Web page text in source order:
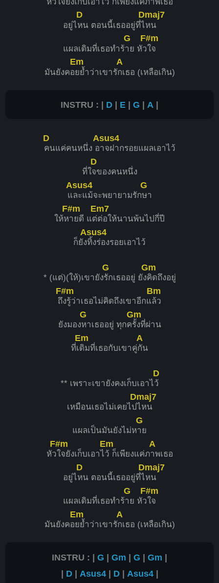
อยู่ไ
D
หน ตอนนี้เธออยู่ที่ไ
Dmaj7
หน
แผลเดิมที่เธอทำร้
G
าย หัว
F#m
ใจ
มันยังคอ
Em
ยย้ำว่าเขารั
A
กเธอ (เหลือเกิน)
INSTRU : | D | E | G | A |
D
คนแค่คนหนึ่ง อ
Asus4
าจฝากรอยแผลเอาไว้
ที่ใ
D
จของคนหนึ่ง
แ
Asus4
ละแม้จะพยายามรัก
G
ษา
ให้ห
F#m
ายดี แต่
Em7
ต่อให้นานพ้นไปกี่ปี
ก็ยัง
Asus4
ทิ้งร่องรอยเอาไว้
* (แต่)(ให้)เขายัง
G
รักเธออยู่ ยัง
Gm
คิดถึงอยู่
ถึ
F#m
งรู้ว่าเธอไม่คิดถึงเขาอีกแ
Bm
ล้ว
ยังมอง
G
หาเธออยู่ ทุกค
Gm
รั้งที่ผ่าน
ที่เ
Em
ดิมที่เธอกับเขาคู่
A
กัน
** เพราะเขายังคงเก็บเอาไ
D
ว้
เหมือนเธอไม่เคยไป
Dmaj7
ไหน
แผลเป็นมันยังไม่ห
G
าย
หัว
F#m
ใจยังเก็บเอาไ
Em
ว้ ก็เพียงแค่ภ
A
าพเธอ
อยู่ไ
D
หน ตอนนี้เธออยู่ที่ไ
Dmaj7
หน
แผลเดิมที่เธอทำร้
G
าย หัว
F#m
ใจ
มันยังคอ
Em
ยย้ำว่าเขารั
A
กเธอ (เหลือเกิน)
INSTRU : | G | Gm | G | Gm |
| D| Asus4| D| Asus4|